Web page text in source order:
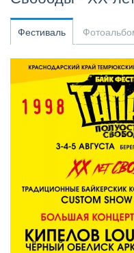
​Wacken Open Air
Фестиваль